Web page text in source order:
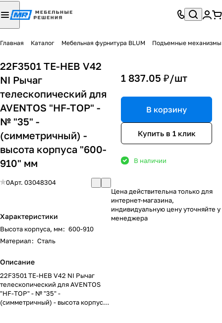
Главная Каталог Мебельная фурнитура BLUM Подъемные механизмы
22F3501 TE-HEB V42
NI Рычаг
телескопический для
AVENTOS "HF-TOP" -
№ "35" -
(симметричный) -
высота корпуса "600-
910" мм
0Арт. 03048304
Характеристики
Высота корпуса, мм: 600-910
Материал: Сталь
Описание
22F3501 TE-HEB V42 NI Рычаг
телескопический для AVENTOS
"HF-TOP" - № "35" -
(симметричный) - высота корпуса
1 837.05 ₽/шт
В корзину
Купить в 1 клик
В наличии
Цена действительна только для
интернет-магазина,
индивидуальную цену уточняйте у
менеджера